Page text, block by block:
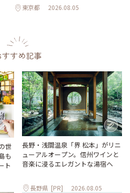
東京都 2026.08.05
すすめ記事
世
も
ト
長野・浅間温泉「界 松本」がリニ
ューアルオープン。信州ワインと
音楽に浸るエレガントな湯宿へ
長野県 [PR] 2026.08.05